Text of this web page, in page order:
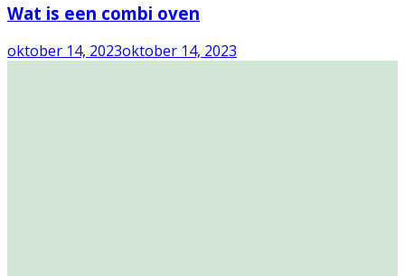
Wat is een combi oven
oktober 14, 2023oktober 14, 2023